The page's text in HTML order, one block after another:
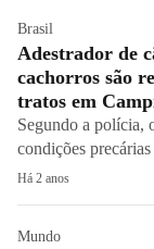
Brasil
Adestrador de
cachorros são
tratos em
Segundo a polícia,
condições
Há 2 anos
Mundo